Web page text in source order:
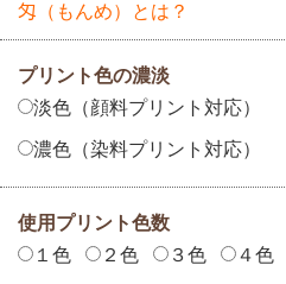
匁（もんめ）とは？
プリント色の濃淡
淡色（顔料プリント対応）
濃色（染料プリント対応）
使用プリント色数
１色
２色 ３色 ４色